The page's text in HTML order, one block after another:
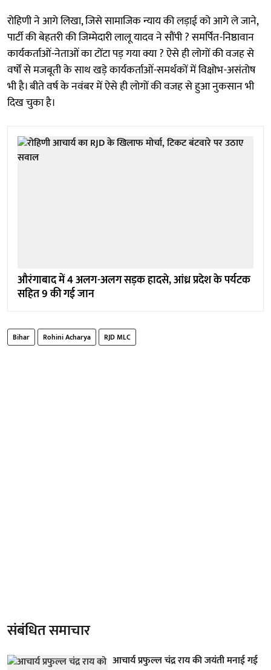
रोहिणी ने आगे लिखा, जिसे सामाजिक न्याय की लड़ाई को आगे ले जाने,
पार्टी की बेहतरी की जिम्मेदारी लालू यादव ने सौंपी ? समर्पित-निष्ठावान
कार्यकर्ताओं-नेताओं का टोंटा पड़ गया क्या ? ऐसे ही लोगों की वजह से
वर्षों से मजबूती के साथ खड़े कार्यकर्ताओं-समर्थकों में विक्षोभ-असंतोष
भी है। बीते वर्ष के नवंबर में ऐसे ही लोगों की वजह से हुआ नुकसान भी
दिख चुका है।
औरंगाबाद में 4 अलग-अलग सड़क हादसे, आंध्र प्रदेश के पर्यटक
सहित 9 की गई जान
Bihar Rohini Acharya RJD MLC
संबंधित समाचार
आचार्य प्रफुल्ल चंद्र राय की जयंती मनाई गई